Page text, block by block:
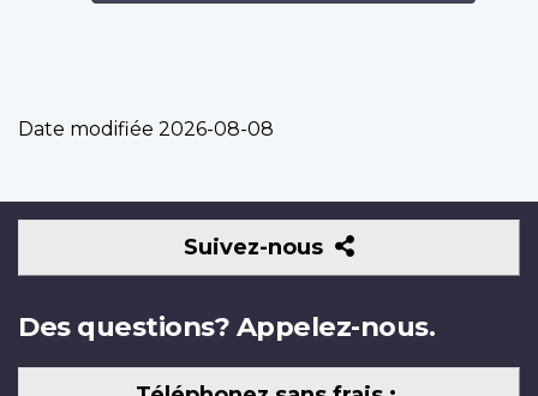
Date modifiée 2026-08-08
Suivez-nous
Suivez-
nous
Des questions? Appelez-nous.